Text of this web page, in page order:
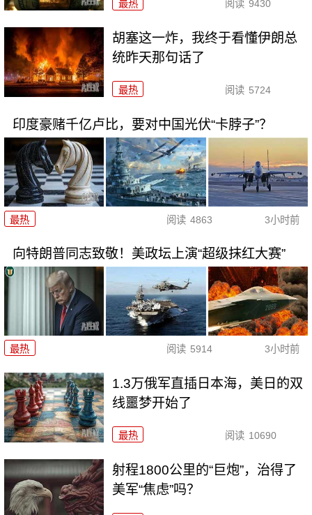
最热 阅读 9430
胡塞这一炸，我终于看懂伊朗总
统昨天那句话了
最热 阅读 5724
印度豪赌千亿卢比，要对中国光伏“卡脖子”？
最热 阅读 4863 3小时前
向特朗普同志致敬！美政坛上演“超级抹红大赛”
最热 阅读 5914 3小时前
1.3万俄军直插日本海，美日的双
线噩梦开始了
最热 阅读 10690
射程1800公里的“巨炮”，治得了
美军“焦虑”吗？